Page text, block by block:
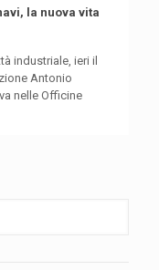
la nuova vita
industriale, ieri il
Antonio
nelle Officine